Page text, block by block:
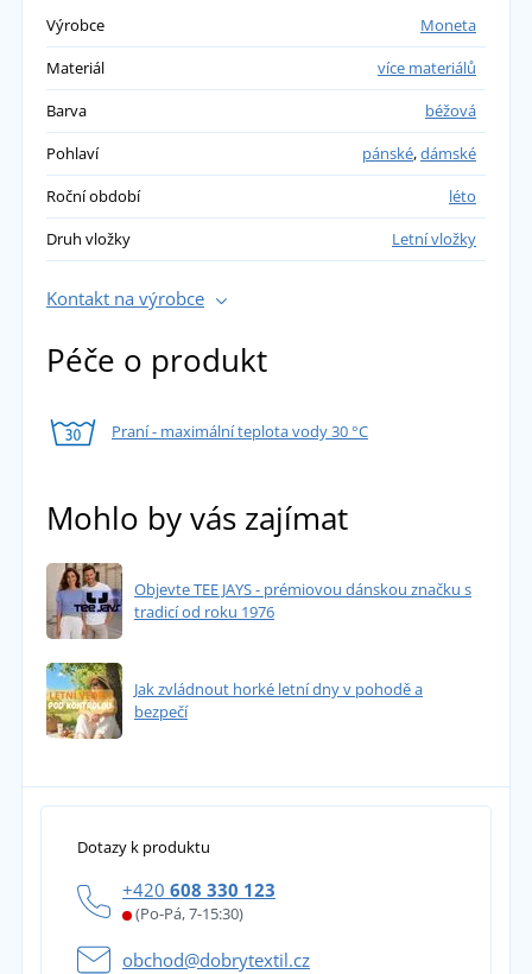
Výrobce
Moneta
Materiál
více materiálů
Barva
béžová
Pohlaví
pánské,dámské
Roční období
léto
Druh vložky
Letní vložky
Kontakt na výrobce
Péče o produkt
Praní - maximální teplota vody 30 °C
Mohlo by vás zajímat
Objevte TEE JAYS - prémiovou dánskou značku s
tradicí od roku 1976
Jak zvládnout horké letní dny v pohodě a
bezpečí
Dotazy k produktu
+420 608 330 123
(Po-Pá, 7-15:30)
obchod@dobrytextil.cz